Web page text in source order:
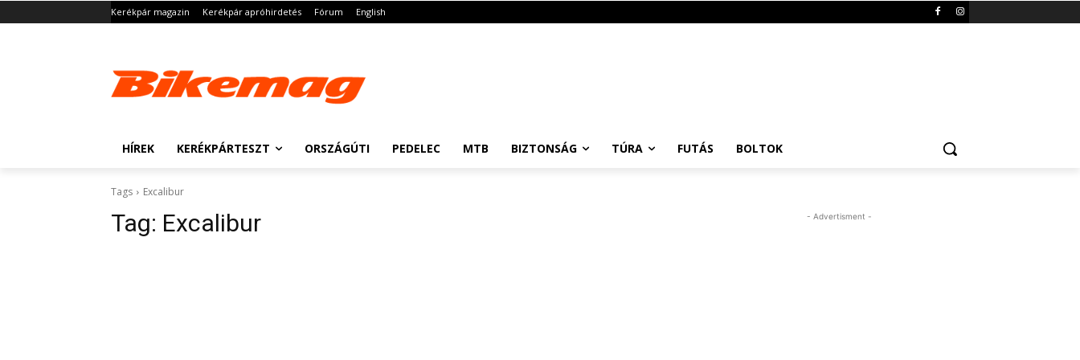
Kerékpár magazin Kerékpár apróhirdetés Fórum English
HÍREK KERÉKPÁRTESZT ORSZÁGÚTI PEDELEC MTB BIZTONSÁG TÚRA FUTÁS BOLTOK
Tags Excalibur
Tag: Excalibur - Advertisment -